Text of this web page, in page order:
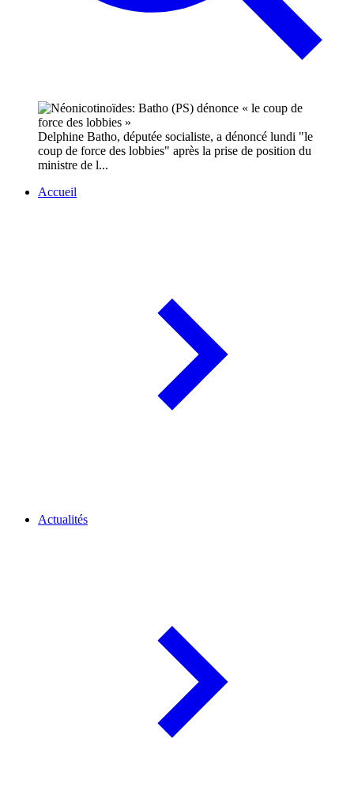
Delphine Batho, députée socialiste, a dénoncé lundi "le
coup de force des lobbies" après la prise de position du
ministre de l...
Accueil
Actualités